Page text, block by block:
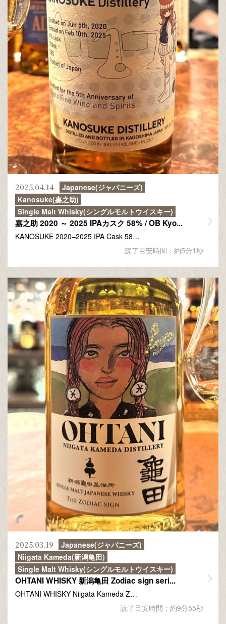
2025.04.14
Japanese(ジャパニーズ)
Kanosuke(嘉之助)
Single Malt Whisky(シングルモルトウイスキー)
嘉之助 2020 ～ 2025 IPAカスク 58% / OB Kyo...
KANOSUKE 2020–2025 IPA Cask 58…
読了目安時間：約5分1秒
2025.03.19
Japanese(ジャパニーズ)
Niigata Kameda(新潟亀田)
Single Malt Whisky(シングルモルトウイスキー)
OHTANI WHISKY 新潟亀田 Zodiac sign seri...
OHTANI WHISKY Niigata Kameda Z…
読了目安時間：約9分55秒